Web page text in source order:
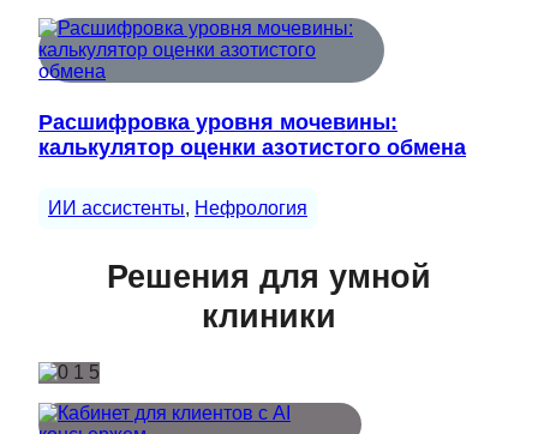
Расшифровка уровня мочевины:
калькулятор оценки азотистого обмена
ИИ ассистенты, Нефрология
Решения для умной
клиники